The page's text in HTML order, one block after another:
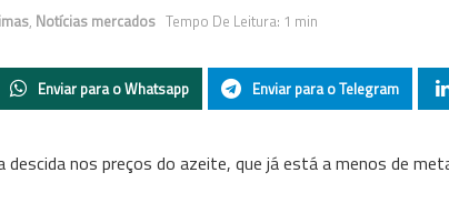
, Notícias mercados Tempo De Leitura: 1 min
Enviar para o Whatsapp Enviar para o Telegram
nos preços do azeite, que já está a menos de